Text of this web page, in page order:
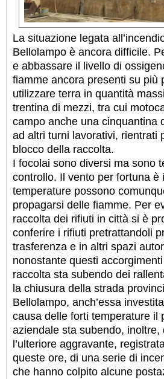
La situazione legata
Bellolampo è ancora difficile.
e abbassare il livello di
fiamme ancora presenti su più
utilizzare terra in quantità
trentina di mezzi, tra cui
campo anche una cinquantina
ad altri turni lavorativi, rientrati
blocco della raccolta.
I focolai sono diversi ma sono
controllo. Il vento per fortuna è
temperature possono
propagarsi delle fiamme. Per
raccolta dei rifiuti in città si è
conferire i rifiuti pretrattandoli
trasferenza e in altri spazi
nonostante questi
raccolta sta subendo dei
la chiusura della strada
Bellolampo, anch’essa
causa delle forti temperature il
aziendale sta subendo, inoltre,
l’ulteriore aggravante,
queste ore, di una serie di
che hanno colpito alcune